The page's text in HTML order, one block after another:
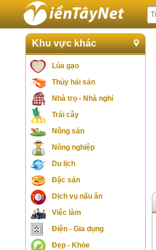
Khu vực khác
Lúa gạo
Thủy hải sản
Nhà trọ - Nhà nghỉ
Trái cây
Nông sản
Nông nghiệp
Du lịch
Đặc sản
Dịch vụ nấu ăn
Việc làm
Điện - Gia dụng
Đẹp - Khỏe